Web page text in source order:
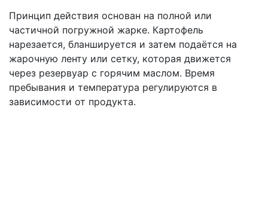
Принцип действия основан на полной или
частичной погружной жарке. Картофель
нарезается, бланшируется и затем подаётся на
жарочную ленту или сетку, которая движется
через резервуар с горячим маслом. Время
пребывания и температура регулируются в
зависимости от продукта.